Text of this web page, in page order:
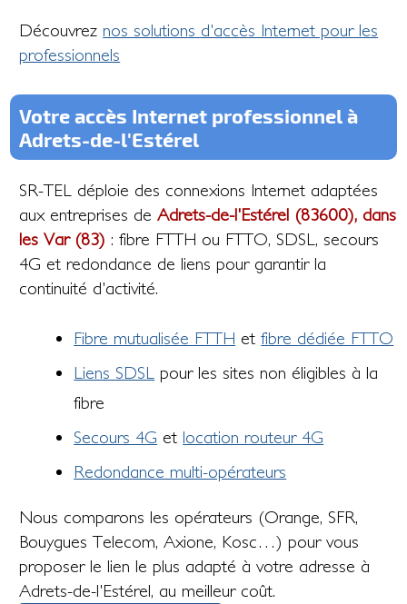
Découvrez nos solutions d'accès Internet pour les
professionnels
Votre accès Internet professionnel à
Adrets-de-l'Estérel
SR-TEL déploie des connexions Internet adaptées
aux entreprises deAdrets-de-l'Estérel (83600), dans
les Var (83) : fibre FTTH ou FTTO, SDSL, secours
4G et redondance de liens pour garantir la
continuité d'activité.
Fibre mutualisée FTTH etfibre dédiée FTTO
Liens SDSL
pour les sites non éligibles à la
fibre
Secours 4G et location routeur 4G
Redondance multi-opérateurs
Nous comparons les opérateurs (Orange, SFR,
Bouygues Telecom, Axione, Kosc…) pour vous
proposer le lien le plus adapté à votre adresse à
Adrets-de-l'Estérel, au meilleur coût.